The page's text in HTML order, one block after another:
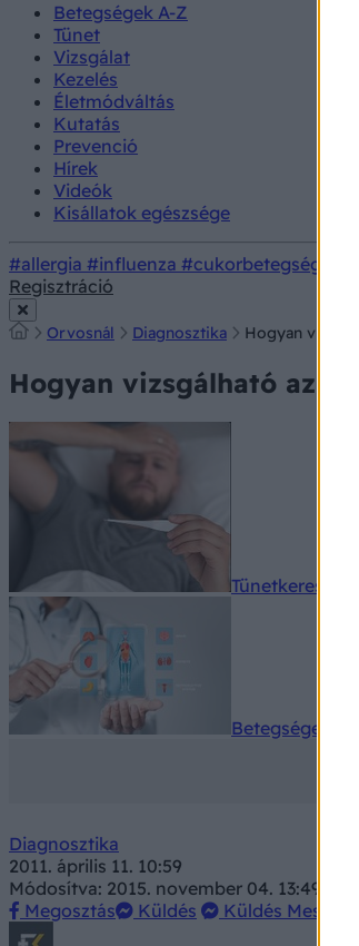
Betegségek A-Z
Tünet
Vizsgálat
Kezelés
Életmódváltás
Kutatás
Prevenció
Hírek
Videók
Kisállatok egészsége
#allergia #influenza #cukorbetegség
Regisztráció
Orvosnál Diagnosztika Hogyan
Hogyan vizsgálható az
Tünetkereső
Betegségek A-Z
Diagnosztika
2011. április 11. 10:59
Módosítva: 2015. november 04. 13:49
Megosztás
Küldés Küldés